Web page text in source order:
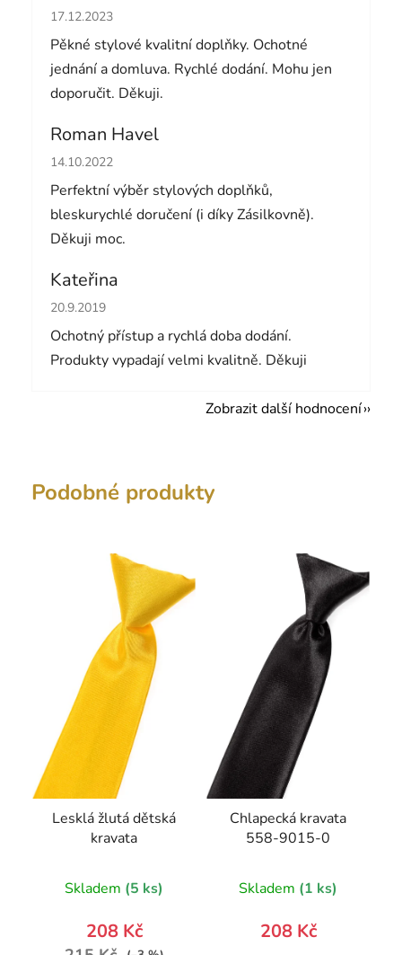
Hodnocení obchodu je 5 z 5 hvězdiček.
17.12.2023
Pěkné stylové kvalitní doplňky. Ochotné
jednání a domluva. Rychlé dodání. Mohu jen
doporučit. Děkuji.
Roman Havel
Hodnocení obchodu je 5 z 5 hvězdiček.
14.10.2022
Perfektní výběr stylových doplňků,
bleskurychlé doručení (i díky Zásilkovně).
Děkuji moc.
Kateřina
Hodnocení obchodu je 5 z 5 hvězdiček.
20.9.2019
Ochotný přístup a rychlá doba dodání.
Produkty vypadají velmi kvalitně. Děkuji
Zobrazit další hodnocení
Podobné produkty
Lesklá žlutá dětská
kravata
Skladem (5 ks)
208 Kč
Chlapecká kravata
558-9015-0
Skladem (1 ks)
208 Kč